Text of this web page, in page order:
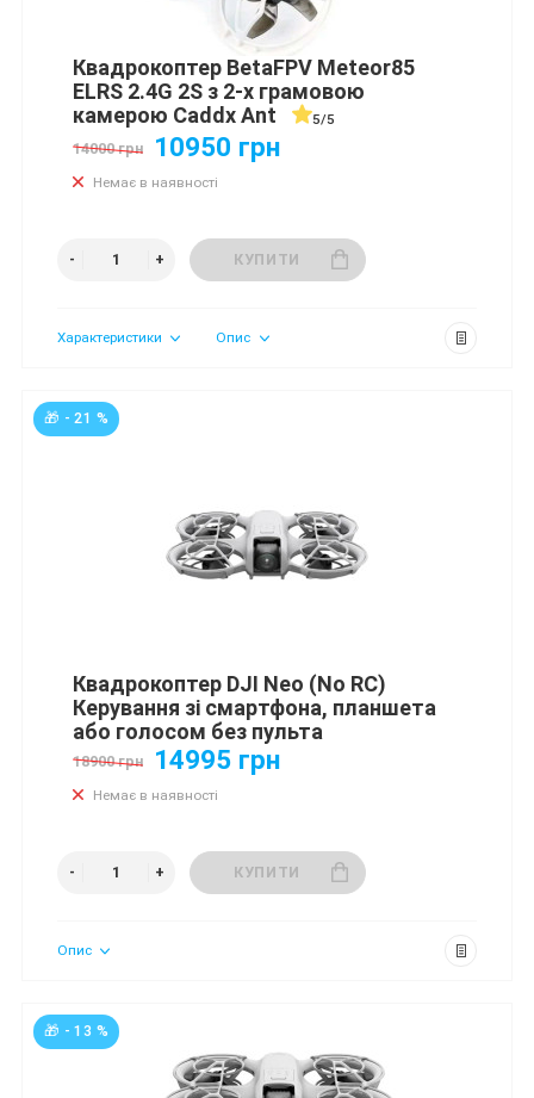
Квадрокоптер BetaFPV Meteor85
ELRS 2.4G 2S з 2-х грамовою
камерою Caddx Ant
5/5
14000 грн 10950 грн
Немає в наявності
КУПИТИ
Характеристики Опис
🎁 - 21 %
Квадрокоптер DJI Neo (No RC)
Керування зі смартфона, планшета
або голосом без пульта
18900 грн 14995 грн
Немає в наявності
КУПИТИ
Опис
🎁 - 13 %